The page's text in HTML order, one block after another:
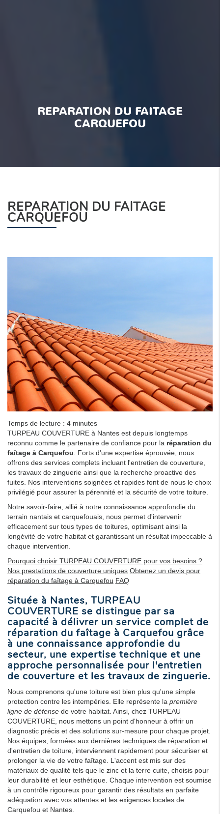
REPARATION DU FAITAGE
CARQUEFOU
REPARATION DU FAITAGE
CARQUEFOU
Temps de lecture : 4 minutes
TURPEAU COUVERTURE à Nantes est depuis longtemps
reconnu comme le partenaire de confiance pour la réparation du
faîtage à Carquefou . Forts d'une expertise éprouvée, nous
offrons des services complets incluant l'entretien de couverture,
les travaux de zinguerie ainsi que la recherche proactive des
fuites. Nos interventions soignées et rapides font de nous le choix
privilégié pour assurer la pérennité et la sécurité de votre toiture.
Notre savoir-faire, allié à notre connaissance approfondie du
terrain nantais et carquefouais, nous permet d'intervenir
efficacement sur tous types de toitures, optimisant ainsi la
longévité de votre habitat et garantissant un résultat impeccable à
chaque intervention.
Pourquoi choisir TURPEAU COUVERTURE pour vos besoins ?
Nos prestations de couverture uniques Obtenez un devis pour
réparation du faîtage à Carquefou FAQ
Située à Nantes, TURPEAU
COUVERTURE se distingue par sa
capacité à délivrer un service complet de
réparation du faîtage à Carquefou grâce
à une connaissance approfondie du
secteur, une expertise technique et une
approche personnalisée pour l'entretien
de couverture et les travaux de zinguerie.
Nous comprenons qu'une toiture est bien plus qu'une simple
protection contre les intempéries. Elle représente la première
ligne de défense de votre habitat. Ainsi, chez TURPEAU
COUVERTURE, nous mettons un point d'honneur à offrir un
diagnostic précis et des solutions sur-mesure pour chaque projet.
Nos équipes, formées aux dernières techniques de réparation et
d'entretien de toiture, interviennent rapidement pour sécuriser et
prolonger la vie de votre faîtage. L'accent est mis sur des
matériaux de qualité tels que le zinc et la terre cuite, choisis pour
leur durabilité et leur esthétique. Chaque intervention est soumise
à un contrôle rigoureux pour garantir des résultats en parfaite
adéquation avec vos attentes et les exigences locales de
Carquefou et Nantes.